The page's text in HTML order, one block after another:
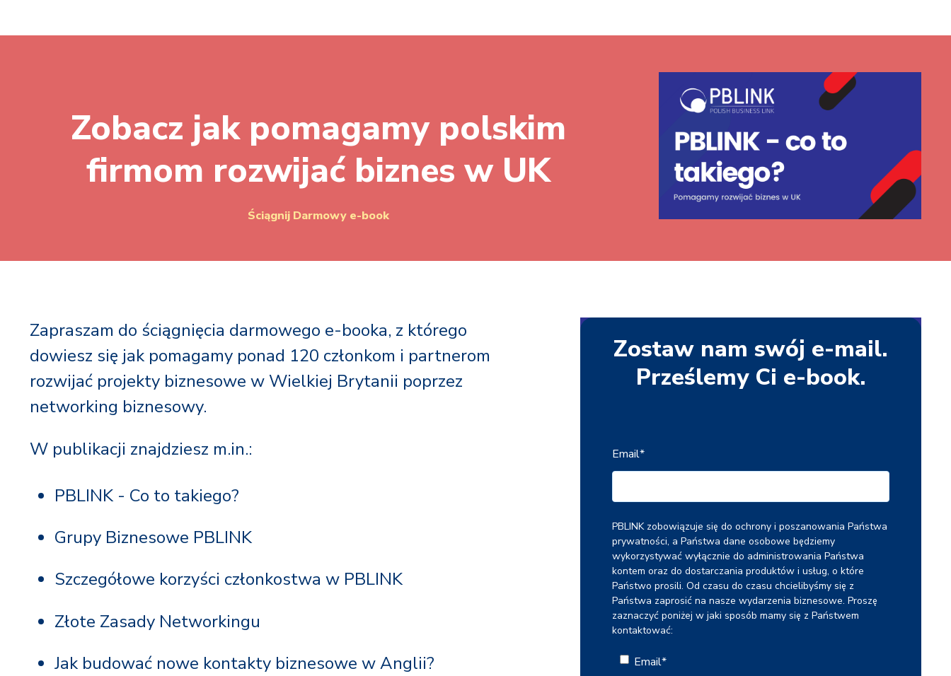
Zobacz jak pomagamy polskim
firmom rozwijać biznes w UK
Ściągnij Darmowy e-book
Zapraszam do ściągnięcia darmowego e-booka, z którego
dowiesz się jak pomagamy ponad 120 członkom i partnerom
rozwijać projekty biznesowe w Wielkiej Brytanii poprzez
networking biznesowy.
W publikacji znajdziesz m.in.:
PBLINK - Co to takiego?
Grupy Biznesowe PBLINK
Szczegółowe korzyści członkostwa w PBLINK
Złote Zasady Networkingu
Jak budować nowe kontakty biznesowe w Anglii?
Zostaw nam swój e-mail.
Prześlemy Ci e-book.
Email*
PBLINK zobowiązuje się do ochrony i poszanowania Państwa
prywatności, a Państwa dane osobowe będziemy
wykorzystywać wyłącznie do administrowania Państwa
kontem oraz do dostarczania produktów i usług, o które
Państwo prosili. Od czasu do czasu chcielibyśmy się z
Państwa zaprosić na nasze wydarzenia biznesowe. Proszę
zaznaczyć poniżej w jaki sposób mamy się z Państwem
kontaktować:
Email*